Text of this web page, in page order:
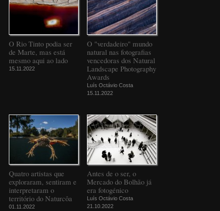
O Rio Tinto podia ser
de Marte, mas está
mesmo aqui ao lado
15.11.2022
O "verdadeiro" mundo
natural nas fotografias
vencedoras dos Natural
Landscape Photography
Awards
Luís Octávio Costa
15.11.2022
Quatro artistas que
exploraram, sentiram e
interpretaram o
território do Naturcôa
01.11.2022
Antes de o ser, o
Mercado do Bolhão já
era fotogénico
Luís Octávio Costa
21.10.2022